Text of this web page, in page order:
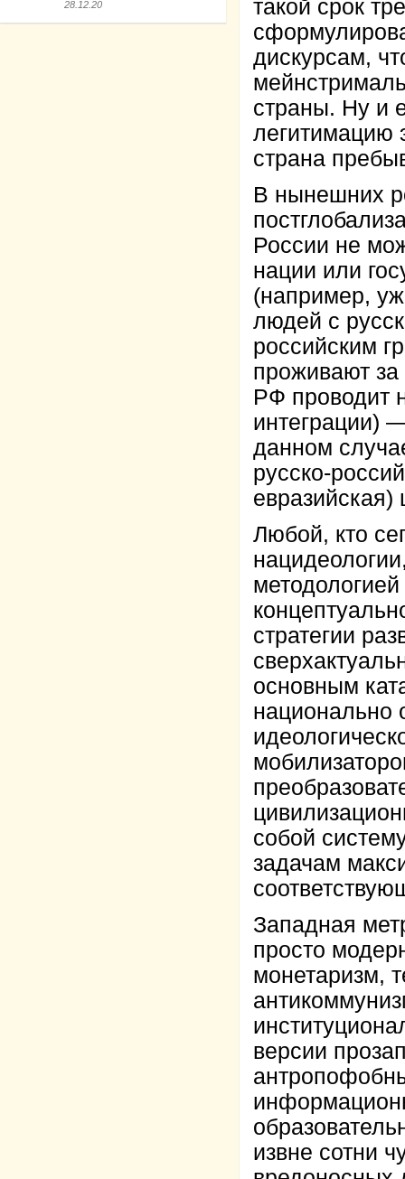
28.12.20
такой срок
дискурсам,
страны. Ну и
легитимацию
страна
В нынешних
России не
нации или
(например,
людей с
российским
проживают за
РФ проводит
интеграции)
данном
русско-
евразийская)
Любой, кто
стратегии
основным
национально
собой
задачам
Западная
просто
монетаризм,
версии
извне сотни